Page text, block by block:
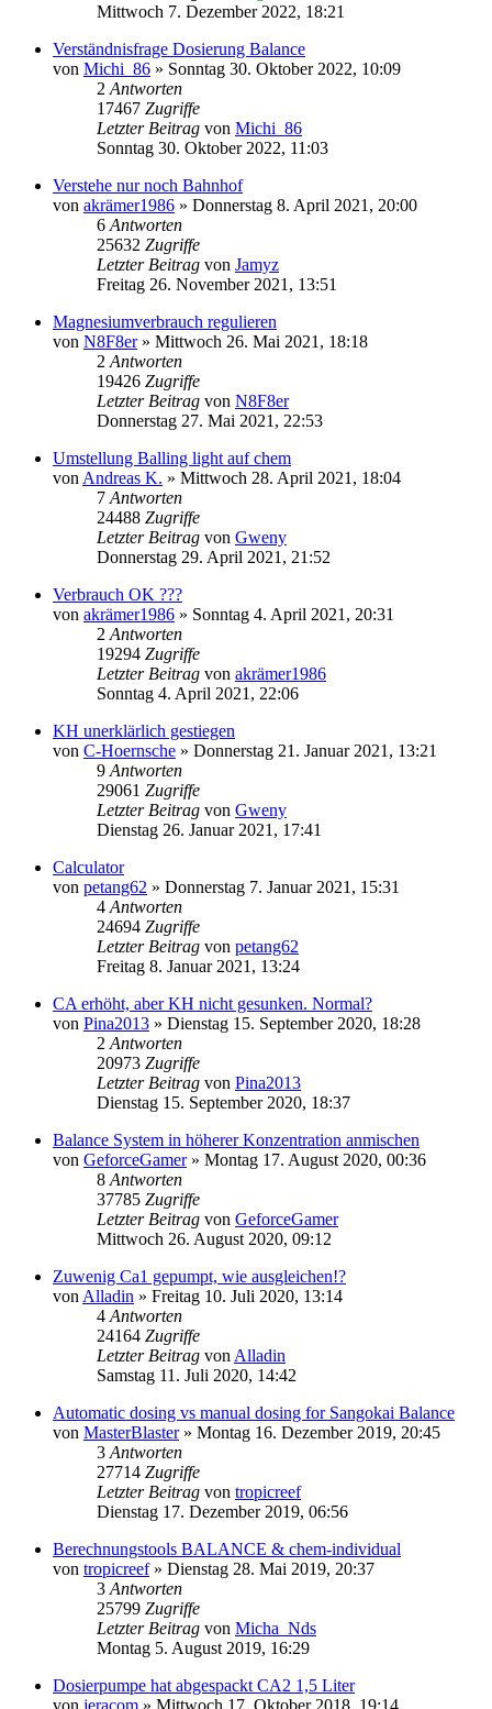
Mittwoch 7. Dezember 2022, 18:21
Verständnisfrage Dosierung Balance
von Michi_86 » Sonntag 30. Oktober 2022, 10:09
2 Antworten
17467 Zugriffe
Letzter Beitrag von Michi_86
Sonntag 30. Oktober 2022, 11:03
Verstehe nur noch Bahnhof
von akrämer1986 » Donnerstag 8. April 2021, 20:00
6 Antworten
25632 Zugriffe
Letzter Beitrag von Jamyz
Freitag 26. November 2021, 13:51
Magnesiumverbrauch regulieren
von N8F8er» Mittwoch 26. Mai 2021, 18:18
2 Antworten
19426 Zugriffe
Letzter Beitrag von N8F8er
Donnerstag 27. Mai 2021, 22:53
Umstellung Balling light auf chem
von Andreas K. » Mittwoch 28. April 2021, 18:04
7 Antworten
24488 Zugriffe
Letzter Beitrag von Gweny
Donnerstag 29. April 2021, 21:52
Verbrauch OK ???
von akrämer1986 » Sonntag 4. April 2021, 20:31
2 Antworten
19294 Zugriffe
Letzter Beitrag von akrämer1986
Sonntag 4. April 2021, 22:06
KH unerklärlich gestiegen
von C-Hoernsche » Donnerstag 21. Januar 2021, 13:21
9 Antworten
29061 Zugriffe
Letzter Beitrag von Gweny
Dienstag 26. Januar 2021, 17:41
Calculator
von petang62 » Donnerstag 7. Januar 2021, 15:31
4 Antworten
24694 Zugriffe
Letzter Beitrag von petang62
Freitag 8. Januar 2021, 13:24
CA erhöht, aber KH nicht gesunken. Normal?
von Pina2013 » Dienstag 15. September 2020, 18:28
2 Antworten
20973 Zugriffe
Letzter Beitrag von Pina2013
Dienstag 15. September 2020, 18:37
Balance System in höherer Konzentration anmischen
von GeforceGamer» Montag 17. August 2020, 00:36
8 Antworten
37785 Zugriffe
Letzter Beitrag von GeforceGamer
Mittwoch 26. August 2020, 09:12
Zuwenig Ca1 gepumpt, wie ausgleichen!?
von Alladin » Freitag 10. Juli 2020, 13:14
4 Antworten
24164 Zugriffe
Letzter Beitrag von Alladin
Samstag 11. Juli 2020, 14:42
Automatic dosing vs manual dosing for Sangokai Balance
von MasterBlaster» Montag 16. Dezember 2019, 20:45
3 Antworten
27714 Zugriffe
Letzter Beitrag von tropicreef
Dienstag 17. Dezember 2019, 06:56
Berechnungstools BALANCE & chem-individual
von tropicreef» Dienstag 28. Mai 2019, 20:37
3 Antworten
25799 Zugriffe
Letzter Beitrag von Micha_Nds
Montag 5. August 2019, 16:29
Dosierpumpe hat abgespackt CA2 1,5 Liter
von jeracom » Mittwoch 17. Oktober 2018, 19:14